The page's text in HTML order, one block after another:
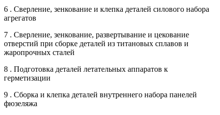
6 . Сверление, зенкование и клепка деталей силового набора
агрегатов
7 . Сверление, зенкование, развертывание и цекование
отверстий при сборке деталей из титановых сплавов и
жаропрочных сталей
8 . Подготовка деталей летательных аппаратов к
герметизации
9 . Сборка и клепка деталей внутреннего набора панелей
фюзеляжа